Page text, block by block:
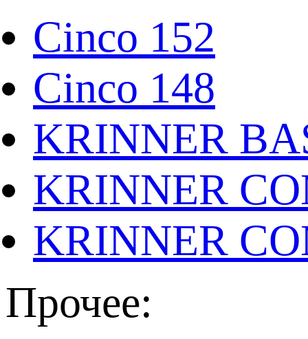
Cinco 152
Cinco 148
KRINNER
KRINNER
KRINNER
Прочее: